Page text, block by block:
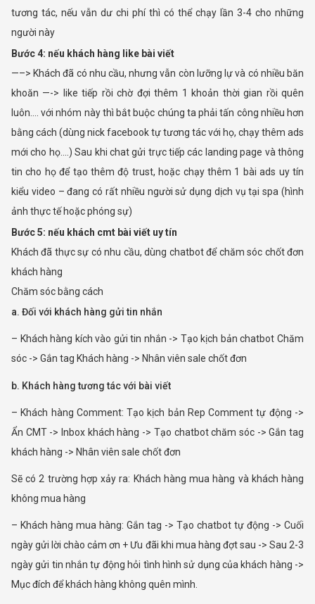
tương tác, nếu vẫn dư chi phí thì có thể chạy lần 3-4 cho những
người này
Bước 4: nếu khách hàng like bài viết
—–> Khách đã có nhu cầu, nhưng vẫn còn lưỡng lự và có nhiều băn
khoăn —-> like tiếp rồi chờ đợi thêm 1 khoản thời gian rồi quên
luôn…. với nhóm này thì bắt buộc chúng ta phải tấn công nhiều hơn
bằng cách (dùng nick facebook tự tương tác với họ, chạy thêm ads
mới cho họ….) Sau khi chat gửi trực tiếp các landing page và thông
tin cho họ để tạo thêm độ trust, hoặc chạy thêm 1 bài ads uy tín
kiểu video – đang có rất nhiều người sử dụng dịch vụ tại spa (hình
ảnh thực tế hoặc phóng sự)
Bước 5: nếu khách cmt bài viết uy tín
Khách đã thực sự có nhu cầu, dùng chatbot để chăm sóc chốt đơn
khách hàng
Chăm sóc bằng cách
a. Đối với khách hàng gửi tin nhắn
– Khách hàng kích vào gửi tin nhắn -> Tạo kịch bản chatbot Chăm
sóc -> Gắn tag Khách hàng -> Nhân viên sale chốt đơn
b. Khách hàng tương tác với bài viết
– Khách hàng Comment: Tạo kịch bản Rep Comment tự động ->
Ẩn CMT -> Inbox khách hàng -> Tạo chatbot chăm sóc -> Gắn tag
khách hàng -> Nhân viên sale chốt đơn
Sẽ có 2 trường hợp xảy ra: Khách hàng mua hàng và khách hàng
không mua hàng
– Khách hàng mua hàng: Gắn tag -> Tạo chatbot tự động -> Cuối
ngày gửi lời chào cảm ơn + Ưu đãi khi mua hàng đợt sau -> Sau 2-3
ngày gửi tin nhắn tự động hỏi tình hình sử dụng của khách hàng ->
Mục đích để khách hàng không quên mình.